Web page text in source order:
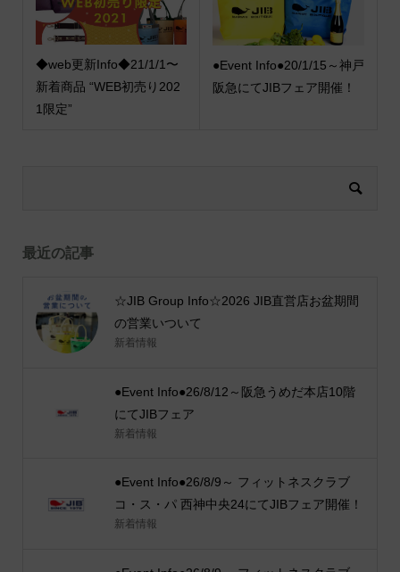
◆web更新Info◆21/1/1〜
新着商品 “WEB初売り202
1限定”
●Event Info●20/1/15～神戸
阪急にてJIBフェア開催！
最近の記事
☆JIB Group Info☆2026 JIB直営店お盆期間
の営業いついて
新着情報
●Event Info●26/8/12～阪急うめだ本店10階
にてJIBフェア
新着情報
●Event Info●26/8/9～ フィットネスクラブ
コ・ス・パ 西神中央24にてJIBフェア開催！
新着情報